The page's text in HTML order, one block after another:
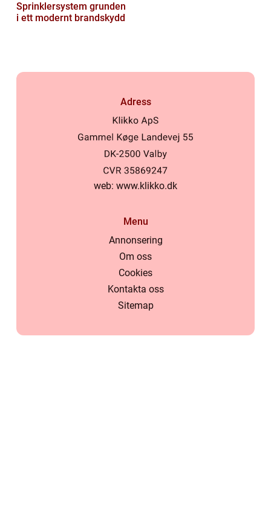
Sprinklersystem grunden
i ett modernt brandskydd
Adress
web: www.klikko.dk
Menu
Annonsering
Om oss
Cookies
Kontakta oss
Sitemap